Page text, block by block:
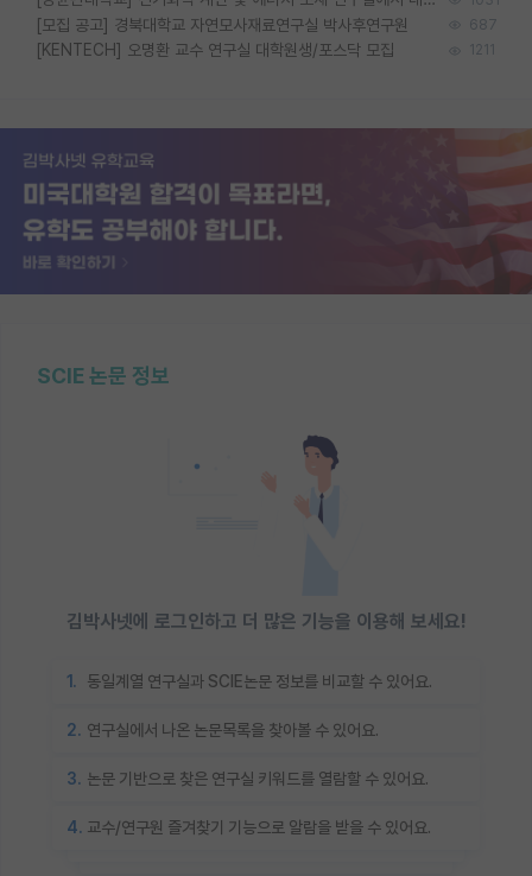
[모집 공고] 경북대학교 자연모사재료연구실 박사후연구원 687
[KENTECH] 오명환 교수 연구실 대학원생/포스닥 모집 1211
SCIE 논문 정보
김박사넷에 로그인하고 더 많은 기능을 이용해 보세요!
1. 동일계열 연구실과 SCIE논문 정보를 비교할 수 있어요.
2. 연구실에서 나온 논문목록을 찾아볼 수 있어요.
3. 논문 기반으로 찾은 연구실 키워드를 열람할 수 있어요.
4. 교수/연구원 즐겨찾기 기능으로 알람을 받을 수 있어요.